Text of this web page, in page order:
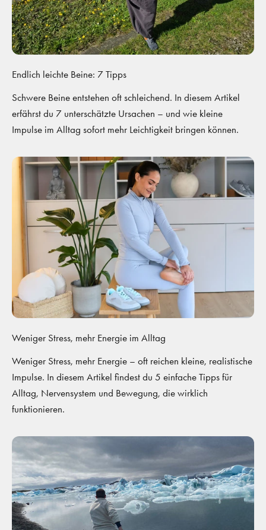
Endlich leichte Beine: 7 Tipps
Schwere Beine entstehen oft schleichend. In diesem Artikel
erfährst du 7 unterschätzte Ursachen – und wie kleine
Impulse im Alltag sofort mehr Leichtigkeit bringen können.
Weniger Stress, mehr Energie im Alltag
Weniger Stress, mehr Energie – oft reichen kleine, realistische
Impulse. In diesem Artikel findest du 5 einfache Tipps für
Alltag, Nervensystem und Bewegung, die wirklich
funktionieren.